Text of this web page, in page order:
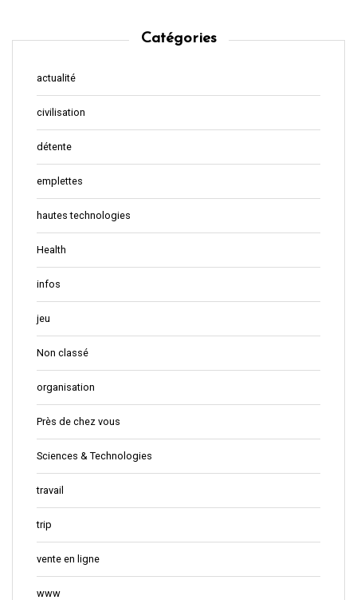
Catégories
actualité
civilisation
détente
emplettes
hautes technologies
Health
infos
jeu
Non classé
organisation
Près de chez vous
Sciences & Technologies
travail
trip
vente en ligne
www